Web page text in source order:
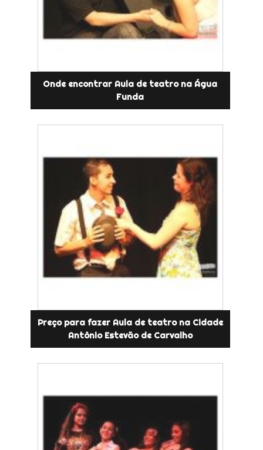
Onde encontrar Aula de teatro na Água
Funda
Preço para fazer Aula de teatro na Cidade
Antônio Estevão de Carvalho